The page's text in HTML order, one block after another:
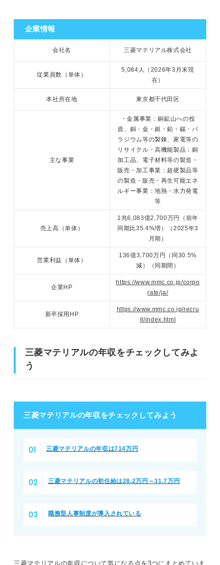
会社名 三菱マテリアル株式会社
従業員数（単体）
5,084人（2026年3月末現
在）
本社所在地 東京都千代田区
主な事業
・金属事業：銅鉱山への投
資、銅・金・銀・鉛・錫・パ
ラジウム等の製錬、家電等の
リサイクル・高機能製品：銅
加工品、電子材料等の製造・
販売・加工事業：超硬製品等
の製造・販売・再生可能エネ
ルギー事業：地熱・水力発電
等
売上高（単体）
1兆6,083億2,700万円（前年
同期比35.4%増）（2025年3
月期）
営業利益（単体）
136億3,700万円（同30.5%
減）（同期間）
企業HP
https://www.mmc.co.jp/corpo
rate/ja/
新卒採用HP
https://www.mmc.co.jp/recru
it/index.html
企業情報
三菱マテリアルの年収をチェックしてみよ
う
三菱マテリアルの年収をチェックしてみよう
三菱マテリアルの年収は714万円
三菱マテリアルの初任給は28.2万円～31.7万円
職務型人事制度が導入されている
三菱マテリアルの年収について気になる点を3つにまとめていま
③職務型人事制度が導入されている